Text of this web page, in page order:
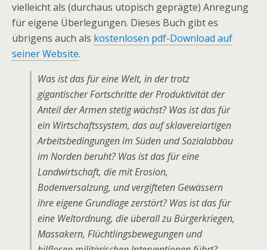
vielleicht als (durchaus utopisch geprägte) Anregung
für eigene Überlegungen. Dieses Buch gibt es
übrigens auch als kostenlosen pdf-Download auf
seiner Website.
Was ist das für eine Welt, in der trotz
gigantischer Fortschritte der Produktivität der
Anteil der Armen stetig wächst? Was ist das für
ein Wirtschaftssystem, das auf sklavereiartigen
Arbeitsbedingungen im Süden und Sozialabbau
im Norden beruht? Was ist das für eine
Landwirtschaft, die mit Erosion,
Bodenversalzung, und vergifteten Gewässern
ihre eigene Grundlage zerstört? Was ist das für
eine Weltordnung, die überall zu Bürgerkriegen,
Massakern, Flüchtlingsbewegungen und